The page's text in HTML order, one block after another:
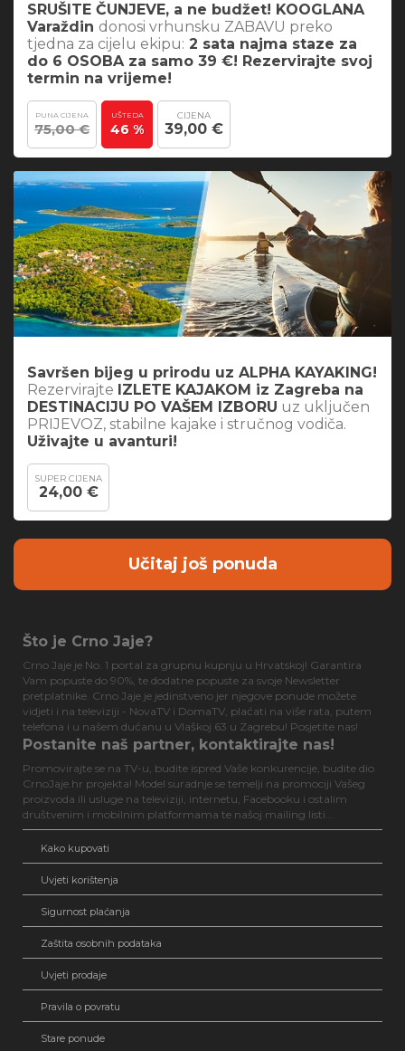
SRUŠITE ČUNJEVE, a ne budžet! KOOGLANA
Varaždin donosi vrhunsku ZABAVU preko
tjedna za cijelu ekipu: 2 sata najma staze za
do 6 OSOBA za samo 39 €! Rezervirajte svoj
termin na vrijeme!
PUNA CIJENA
75,00 €
UŠTEDA
46 %
CIJENA
39,00 €
Savršen bijeg u prirodu uz ALPHA KAYAKING!
Rezervirajte IZLETE KAJAKOM iz Zagreba na
DESTINACIJU PO VAŠEM IZBORU uz uključen
PRIJEVOZ, stabilne kajake i stručnog vodiča.
Uživajte u avanturi!
SUPER CIJENA
24,00 €
Učitaj još ponuda
Što je Crno Jaje?
Crno Jaje je No. 1 portal za grupnu kupnju u Hrvatskoj! Garantira
Vam popuste do 90%, te dodatne popuste za svoje Newsletter
pretplatnike. Crno Jaje je jedinstveno jer njegove ponude možete
vidjeti i na televiziji - NovaTV i DomaTV, plaćati na više rata, putem
telefona i u našem dućanu u Vlaškoj 63 u Zagrebu! Posjetite nas!
Postanite naš partner, kontaktirajte nas!
Promovirajte se na TV-u, budite ispred Vaše konkurencije, budite dio
CrnoJaje.hr projekta! Model suradnje se temelji na promociji Vašeg
proizvoda ili usluge na televiziji, internetu, Facebooku i ostalim
društvenim i mobilnim platformama te našoj mailing listi...
Kako kupovati
Uvjeti korištenja
Sigurnost plaćanja
Zaštita osobnih podataka
Uvjeti prodaje
Pravila o povratu
Stare ponude